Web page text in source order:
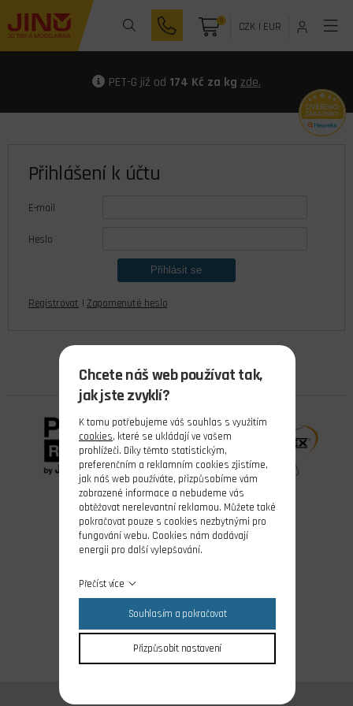
0 CZK| EUR
PET-G již od 174 Kč za kg zde.
Přihlášení k účtu
E-mail
Heslo
Registrovat | Zapomenuté heslo
ZASTUPUJEME TYTO FIRMY
Chcete náš web používat tak,
jak jste zvyklí?
K tomu potřebujeme váš souhlas s využitím
cookies, které se ukládají ve vašem
prohlížeči. Díky těmto statistickým,
preferenčním a reklamním cookies zjistíme,
jak náš web používáte, přizpůsobíme vám
zobrazené informace a nebudeme vás
obtěžovat nerelevantní reklamou. Můžete také
pokračovat pouze s cookies nezbytnými pro
fungování webu. Cookies nám dodávají
energii pro další vylepšování.
Přečíst více
Souhlasím a pokračovat
Přizpůsobit nastavení